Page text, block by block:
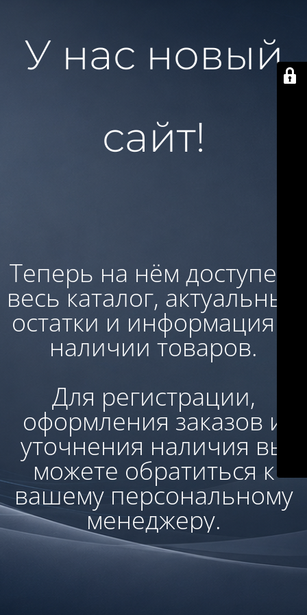
У нас новый
сайт!
Теперь на нём доступен:
весь каталог, актуальные
остатки и информация о
наличии товаров.
Для регистрации,
оформления заказов и
уточнения наличия вы
можете обратиться к
вашему персональному
менеджеру.